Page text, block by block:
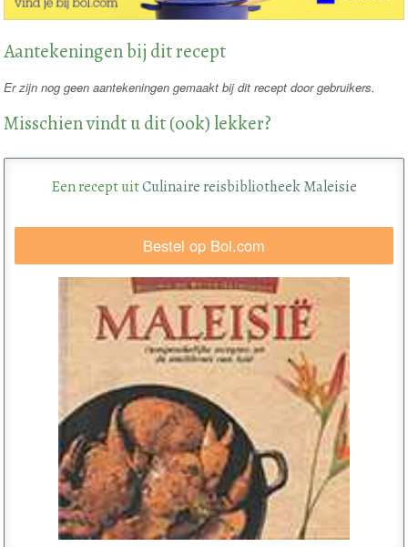
Aantekeningen bij dit recept
Er zijn nog geen aantekeningen gemaakt bij dit recept door gebruikers.
Misschien vindt u dit (ook) lekker?
Een recept uitCulinaire reisbibliotheek Maleisie
Bestel op Bol.com